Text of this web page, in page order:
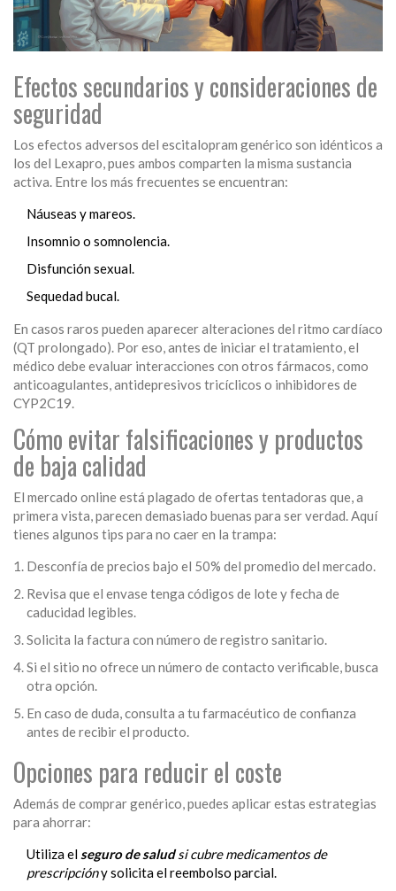
Efectos secundarios y consideraciones de
seguridad
Los efectos adversos del escitalopram genérico son idénticos a
los del Lexapro, pues ambos comparten la misma sustancia
activa. Entre los más frecuentes se encuentran:
Náuseas y mareos.
Insomnio o somnolencia.
Disfunción sexual.
Sequedad bucal.
En casos raros pueden aparecer alteraciones del ritmo cardíaco
(QT prolongado). Por eso, antes de iniciar el tratamiento, el
médico debe evaluar interacciones con otros fármacos, como
anticoagulantes, antidepresivos tricíclicos o inhibidores de
CYP2C19.
Cómo evitar falsificaciones y productos
de baja calidad
El mercado online está plagado de ofertas tentadoras que, a
primera vista, parecen demasiado buenas para ser verdad. Aquí
tienes algunos tips para no caer en la trampa:
Desconfía de precios bajo el 50% del promedio del mercado.
Revisa que el envase tenga códigos de lote y fecha de
caducidad legibles.
Solicita la factura con número de registro sanitario.
Si el sitio no ofrece un número de contacto verificable, busca
otra opción.
En caso de duda, consulta a tu farmacéutico de confianza
antes de recibir el producto.
Opciones para reducir el coste
Además de comprar genérico, puedes aplicar estas estrategias
para ahorrar:
Utiliza el seguro de salud si cubre medicamentos de
prescripcióny solicita el reembolso parcial.